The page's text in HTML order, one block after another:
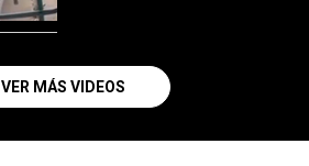
VER MÁS VIDEOS